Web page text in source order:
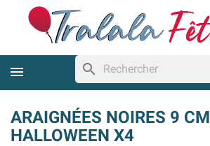
search
ARAIGNÉES NOIRES 9 CM
HALLOWEEN X4